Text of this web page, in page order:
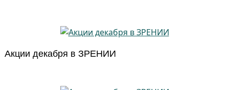
Акции декабря в ЗРЕНИИ